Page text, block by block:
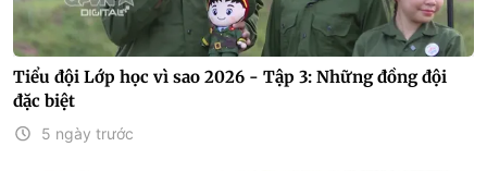
Tiểu đội Lớp học vì sao 2026 - Tập 3: Những đồng đội
đặc biệt
5 ngày trước